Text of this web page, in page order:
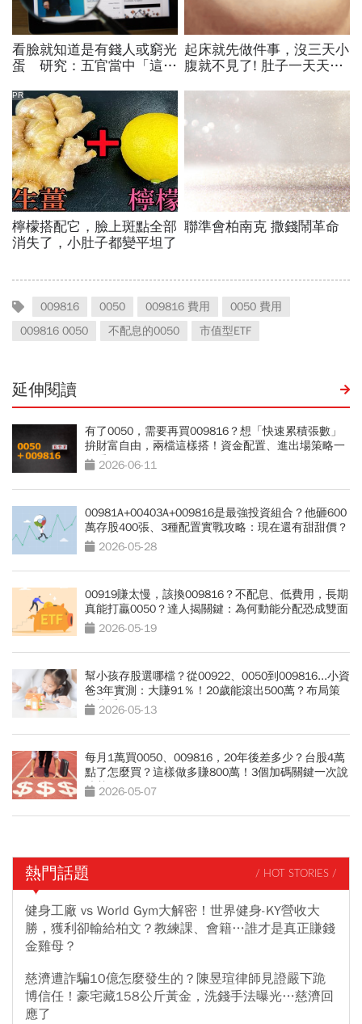
009816 0050 009816 費用
0050 費用
009816 0050
不配息的0050 市值型ETF
延伸閱讀
有了0050，需要再買009816？想「快速累積張數」
拚財富自由，兩檔這樣搭！資金配置、進出場策略一
次看2026-06-11
00981A+00403A+009816是最強投資組合？他砸600
萬存股400張、3種配置實戰攻略：現在還有甜甜價？
2026-05-28
00919賺太慢，該換009816？不配息、低費用，長期
真能打贏0050？達人揭關鍵：為何動能分配恐成雙面
刃 2026-05-19
幫小孩存股選哪檔？從00922、0050到009816...小資
爸3年實測：大賺91％！20歲能滾出500萬？布局策
略快看
2026-05-13
每月1萬買0050、009816，20年後差多少？台股4萬
點了怎麼買？這樣做多賺800萬！3個加碼關鍵一次說
清楚2026-05-07
熱門話題 / HOT STORIES /
健身工廠 vs World Gym大解密！世界健身-KY營收大
勝，獲利卻輸給柏文？教練課、會籍…誰才是真正賺錢
金雞母？
慈濟遭詐騙10億怎麼發生的？陳昱瑄律師見證嚴下跪
博信任！豪宅藏158公斤黃金，洗錢手法曝光…慈濟回
應了